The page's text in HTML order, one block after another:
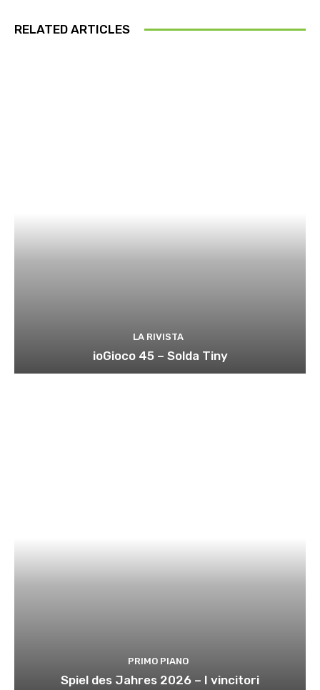
RELATED ARTICLES
LA RIVISTA
ioGioco 45 – Solda Tiny
PRIMO PIANO
Spiel des Jahres 2026 – I vincitori